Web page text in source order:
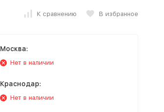
К сравнению В избранное
Москва:
Нет в наличии
Краснодар:
Нет в наличии